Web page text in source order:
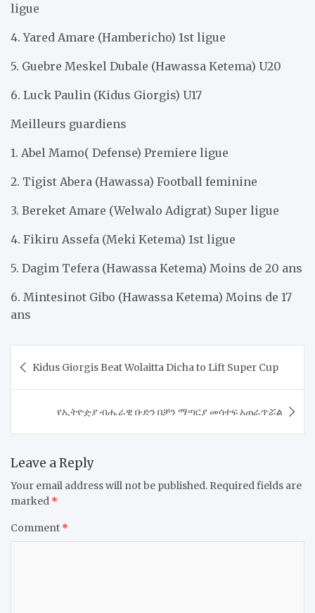
ligue
4. Yared Amare (Hambericho) 1st ligue
5. Guebre Meskel Dubale (Hawassa Ketema) U20
6. Luck Paulin (Kidus Giorgis) U17
Meilleurs guardiens
1. Abel Mamo( Defense) Premiere ligue
2. Tigist Abera (Hawassa) Football feminine
3. Bereket Amare (Welwalo Adigrat) Super ligue
4. Fikiru Assefa (Meki Ketema) 1st ligue
5. Dagim Tefera (Hawassa Ketema) Moins de 20 ans
6. Mintesinot Gibo (Hawassa Ketema) Moins de 17
ans
navigation
​Kidus Giorgis Beat Wolaitta Dicha to Lift Super Cup
​የኢትዮዽያ ብሔራዊ ቡድን በቻን ማጣርያ መሳተፍ አጠራጥሯል
Leave a Reply
Your email address will not be published. Required fields are
marked *
Comment *